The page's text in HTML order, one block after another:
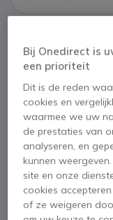
1 jaar
Belangrijkste
Gigaset - AS690
Compacte DECT-
Tot 3 extra
Bij Onedirect is
een prioriteit
Dit is de reden
cookies en
waarmee we uw
de prestaties van
analyseren, en
kunnen
site en onze
cookies
of ze weigeren